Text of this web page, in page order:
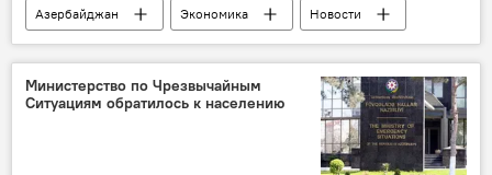
Азербайджан Экономика Новости
Министерство по Чрезвычайным
Ситуациям обратилось к населению